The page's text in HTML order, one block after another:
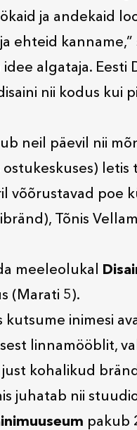
ja andekaid
ehteid
algataja. Eesti
nii kodus kui
neil päevil nii
ostukeskuses)
võõrustavad poe
Tõnis
meeleolukal
(Marati 5).
kutsume inimesi
linnamööblit,
kohalikud
juhatab nii
pakub